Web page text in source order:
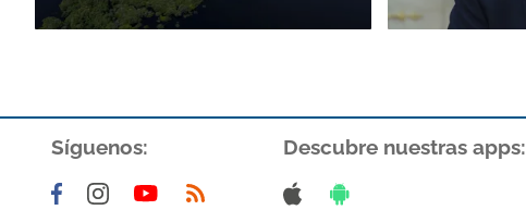
Síguenos: Descubre nuestras apps: